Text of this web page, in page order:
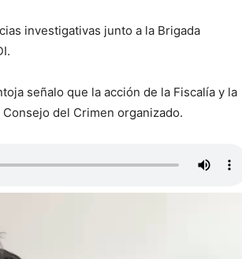
investigativas junto a la Brigada
señalo que la acción de la Fiscalía y la
del Crimen organizado.